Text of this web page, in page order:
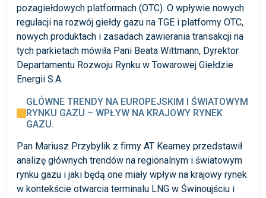
pozagiełdowych platformach (OTC). O wpływie nowych
regulacji na rozwój giełdy gazu na TGE i platformy OTC,
nowych produktach i zasadach zawierania transakcji na
tych parkietach mówiła Pani Beata Wittmann, Dyrektor
Departamentu Rozwoju Rynku w Towarowej Giełdzie
Energii S.A.
GŁÓWNE TRENDY NA EUROPEJSKIM I ŚWIATOWYM
RYNKU GAZU – WPŁYW NA KRAJOWY RYNEK
GAZU.
Pan Mariusz Przybylik z firmy AT Kearney przedstawił
analizę głównych trendów na regionalnym i światowym
rynku gazu i jaki będą one miały wpływ na krajowy rynek
w kontekście otwarcia terminalu LNG w Świnoujściu i